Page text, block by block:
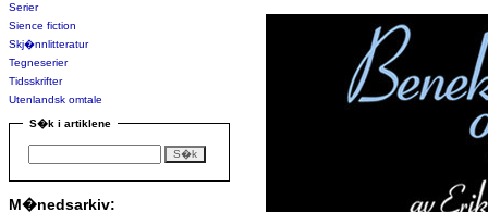
Serier
Sience fiction
Skj�nnlitteratur
Tegneserier
Tidsskrifter
Utenlandsk omtale
S�k i artiklene
M�nedsarkiv: